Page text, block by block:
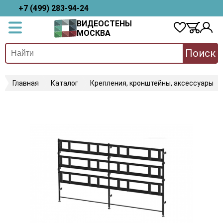
+7 (499) 283-94-24
ВИДЕОСТЕНЫ
МОСКВА
Поиск
Главная Каталог Крепления, кронштейны, аксессуары